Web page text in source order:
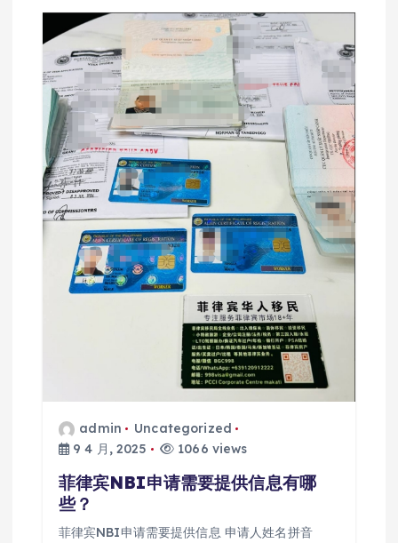
admin
Uncategorized
9 4 月, 2025
1066 views
菲律宾NBI申请需要提供信息有哪
些？
菲律宾NBI申请需要提供信息 申请人姓名拼音